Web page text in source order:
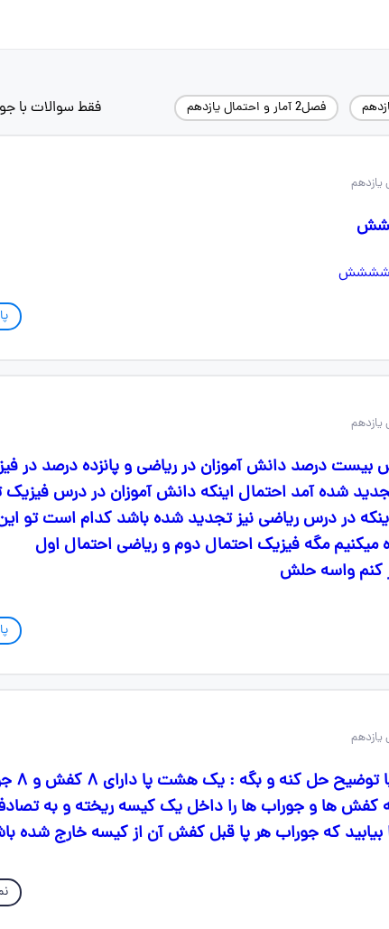
فصل2 آمار و احتمال یازدهم فقط سوالات با
بیست درصد دانش آموزان در ریاضی و پانزده درصد در
شده آمد احتمال اینکه دانش آموزان در درس
در درس ریاضی نیز تجدید شده باشد کدام است تو
میکنیم مگه فیزیک احتمال دوم و ریاضی احتمال اول
کنم واسه حلش
این سوال رو
ها و جوراب ها را داخل یک کیسه ریخته و به
بیابید که جوراب هر پا قبل کفش آن از کیسه خارج شده